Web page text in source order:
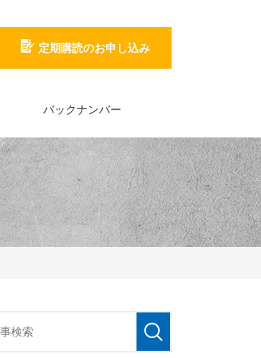
定期購読のお申し込み
バックナンバー